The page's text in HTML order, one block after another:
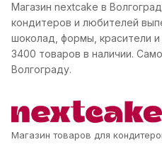
Магазин nextcake в
кондитеров и любителей
шоколад, формы, красители
3400 товаров в наличии.
Волгограду.
Магазин товаров для